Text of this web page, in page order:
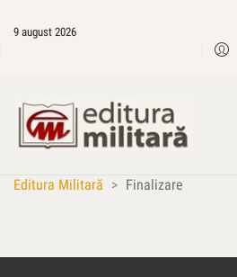
9 august 2026
Editura Militară > Finalizare